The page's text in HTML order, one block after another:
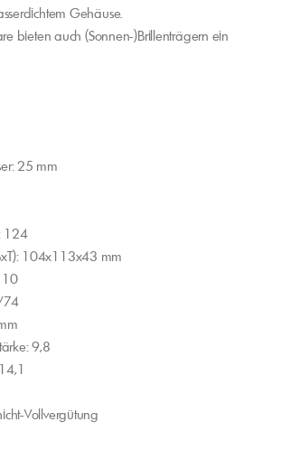
Gehäuse.
bieten auch (Sonnen-)Brillenträgern ein
25 mm
124
104x113x43 mm
10
74
9,8
Vollvergütung